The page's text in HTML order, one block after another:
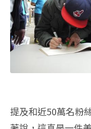
提及和近50萬名粉